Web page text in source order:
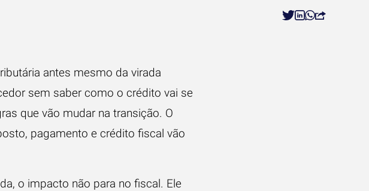
antes mesmo da virada
sem saber como o crédito vai se
que vão mudar na transição. O
pagamento e crédito fiscal vão
o impacto não para no fiscal. Ele